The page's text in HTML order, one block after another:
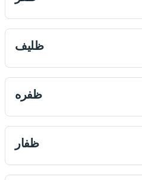
ظلیف
ظفره
ظفار